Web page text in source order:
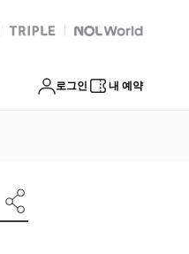
트리플 Global Interpark
로그인 내 예약